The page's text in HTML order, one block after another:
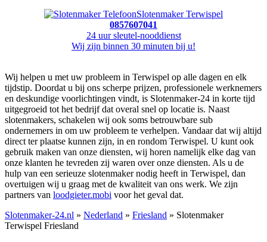
Slotenmaker Terwispel
0857607041
24 uur sleutel-nooddienst
Wij zijn binnen 30 minuten bij u!
Wij helpen u met uw probleem in Terwispel op alle dagen en elk
tijdstip. Doordat u bij ons scherpe prijzen, professionele werknemers
en deskundige voorlichtingen vindt, is Slotenmaker-24 in korte tijd
uitgegroeid tot het bedrijf dat overal snel op locatie is. Naast
slotenmakers, schakelen wij ook soms betrouwbare sub
ondernemers in om uw probleem te verhelpen. Vandaar dat wij altijd
direct ter plaatse kunnen zijn, in en rondom Terwispel. U kunt ook
gebruik maken van onze diensten, wij horen namelijk elke dag van
onze klanten he tevreden zij waren over onze diensten. Als u de
hulp van een serieuze slotenmaker nodig heeft in Terwispel, dan
overtuigen wij u graag met de kwaliteit van ons werk. We zijn
partners van loodgieter.mobi voor het geval dat.
Slotenmaker-24.nl » Nederland » Friesland » Slotenmaker
Terwispel Friesland